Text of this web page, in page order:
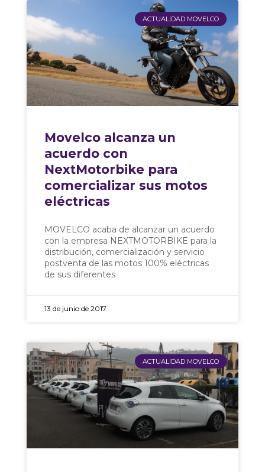
ACTUALIDAD MOVELCO
Movelco alcanza un
acuerdo con
NextMotorbike para
comercializar sus motos
eléctricas
MOVELCO acaba de alcanzar un acuerdo
con la empresa NEXTMOTORBIKE para la
distribución, comercialización y servicio
postventa de las motos 100% eléctricas
de sus diferentes
13 de junio de 2017
ACTUALIDAD MOVELCO